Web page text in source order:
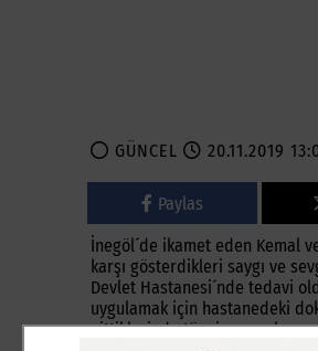
GÜNCEL 20.11.2019
Paylas
İnegöl´de ikamet eden Kemal
karşı gösterdikleri saygı ve
Devlet Hastanesi´nde tedavi
uygulamak için hastanedeki
gittiklerinde tüm iç organlarını